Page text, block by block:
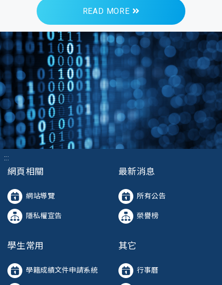
READ MORE
:::
網頁相關
網站導覽
隱私權宣告
最新消息
所有公告
榮譽榜
學生常用
學籍成績文件申請系統
其它
行事曆